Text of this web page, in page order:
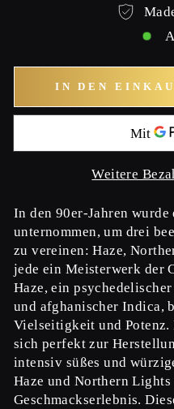
IN DEN
Weitere
In den 90er-Jahren
unternommen, um drei
zu vereinen: Haze,
jede ein Meisterwerk der
Haze, ein
und afghanischer Indica,
Vielseitigkeit und Potenz.
sich perfekt zur
intensiv süßes und
Haze und Northern
Geschmackserlebnis.